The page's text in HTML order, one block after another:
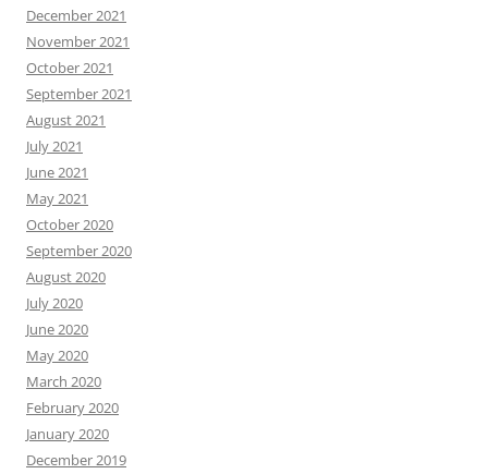
December 2021
November 2021
October 2021
September 2021
August 2021
July 2021
June 2021
May 2021
October 2020
September 2020
August 2020
July 2020
June 2020
May 2020
March 2020
February 2020
January 2020
December 2019